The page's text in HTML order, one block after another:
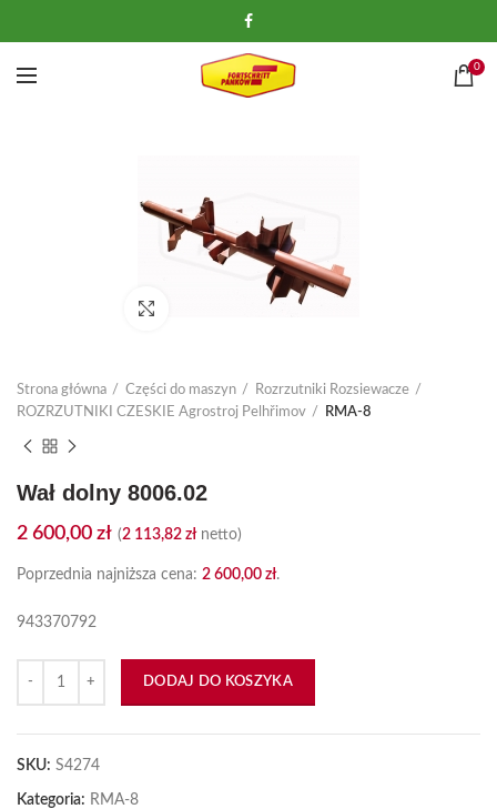
0
Kliknij, aby powiększyć
Strona główna Części do maszyn
Rozrzutniki Rozsiewacze
ROZRZUTNIKI CZESKIE Agrostroj Pelhřimov
RMA-8
Wał dolny 8006.02
2 600,00 zł (2 113,82 złnetto)
Poprzednia najniższa cena: 2 600,00 zł.
943370792
DODAJ DO KOSZYKA
SKU: S4274
Kategoria: RMA-8